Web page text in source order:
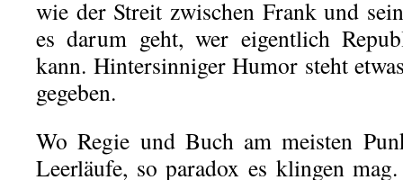
wie der Streit zwischen Frank und
es darum geht, wer eigentlich
kann. Hintersinniger Humor steht
gegeben.
Wo Regie und Buch am meisten
Leerläufe, so paradox es klingen